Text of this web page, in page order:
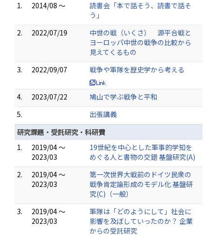
1.
2014/08 ～
読書会「本で話そう、読書で話そ
う」
2.
2022/07/19
中世の戦（いくさ） 源平合戦と
ヨーロッパ中世の戦争の比較から
見えてくるもの
3.
2022/09/07 戦争や軍隊を歴史学から考える
4. 2023/07/22
鳩山で学ぶ戦争と平和
5.
出張講義
研究課題・受託研究・科研費
1.
2019/04 ～
2023/03
19世紀を中心とした軍事的学知を
めぐる人と書物の交錯 基盤研究(A)
2.
2019/04 ～
2023/03
第一次世界大戦前のドイツ民衆の
戦争肯定論形成のモデル化 基盤研
究(C)（一般）
3.
2019/04 ～
2023/03
軍隊は「どのようにして」社会に
影響を及ぼしていったのか？ 企業
からの受託研究